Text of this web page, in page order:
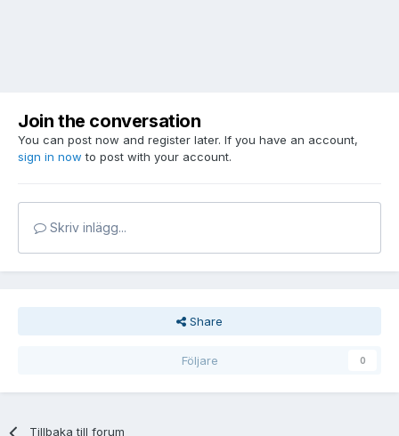
Join the conversation
You can post now and register later. If you have an account,
sign in now to post with your account.
Skriv inlägg...
Share
Följare 0
Tillbaka till forum